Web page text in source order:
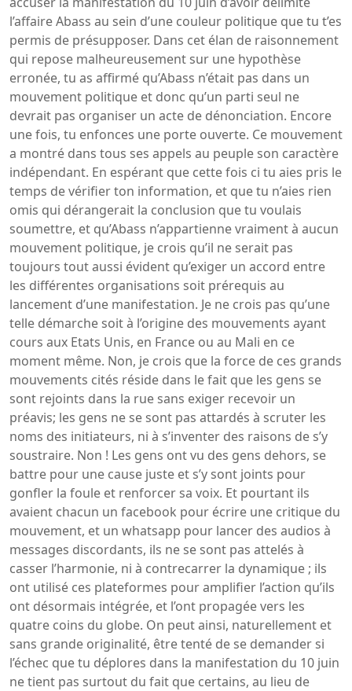
l’affaire Abass au sein d’une couleur politique que tu t’es
permis de présupposer. Dans cet élan de raisonnement
qui repose malheureusement sur une hypothèse
erronée, tu as affirmé qu’Abass n’était pas dans un
mouvement politique et donc qu’un parti seul ne
devrait pas organiser un acte de dénonciation. Encore
une fois, tu enfonces une porte ouverte. Ce mouvement
a montré dans tous ses appels au peuple son caractère
indépendant. En espérant que cette fois ci tu aies pris le
temps de vérifier ton information, et que tu n’aies rien
omis qui dérangerait la conclusion que tu voulais
soumettre, et qu’Abass n’appartienne vraiment à aucun
mouvement politique, je crois qu’il ne serait pas
toujours tout aussi évident qu’exiger un accord entre
les différentes organisations soit prérequis au
lancement d’une manifestation. Je ne crois pas qu’une
telle démarche soit à l’origine des mouvements ayant
cours aux Etats Unis, en France ou au Mali en ce
moment même. Non, je crois que la force de ces grands
mouvements cités réside dans le fait que les gens se
sont rejoints dans la rue sans exiger recevoir un
préavis; les gens ne se sont pas attardés à scruter les
noms des initiateurs, ni à s’inventer des raisons de s’y
soustraire. Non ! Les gens ont vu des gens dehors, se
battre pour une cause juste et s’y sont joints pour
gonfler la foule et renforcer sa voix. Et pourtant ils
avaient chacun un facebook pour écrire une critique du
mouvement, et un whatsapp pour lancer des audios à
messages discordants, ils ne se sont pas attelés à
casser l’harmonie, ni à contrecarrer la dynamique ; ils
ont utilisé ces plateformes pour amplifier l’action qu’ils
ont désormais intégrée, et l’ont propagée vers les
quatre coins du globe. On peut ainsi, naturellement et
sans grande originalité, être tenté de se demander si
l’échec que tu déplores dans la manifestation du 10 juin
ne tient pas surtout du fait que certains, au lieu de